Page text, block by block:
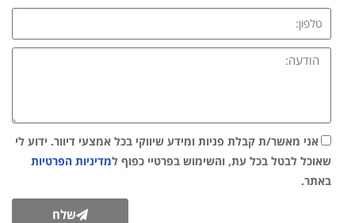
אני מאשר/ת קבלת פניות ומידע שיווקי בכל אמצעי דיוור. ידוע לי
שאוכל לבטל בכל עת, והשימוש בפרטיי כפוף למדיניות הפרטיות
באתר.
שלח